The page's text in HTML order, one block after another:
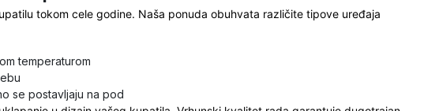
tokom cele godine. Naša ponuda obuhvata različite tipove uređaja
temperaturom
se postavljaju na pod